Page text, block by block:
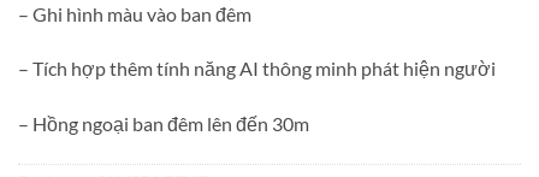
– Ghi hình màu vào ban đêm
– Tích hợp thêm tính năng AI thông minh phát hiện người
– Hồng ngoại ban đêm lên đến 30m